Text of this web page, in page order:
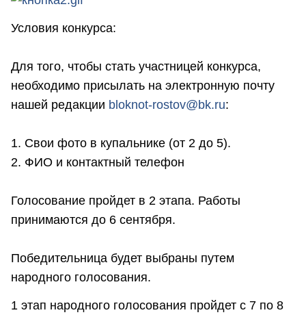
Условия конкурса:
Для того, чтобы стать участницей конкурса,
необходимо присылать на электронную почту
нашей редакции bloknot-rostov@bk.ru:
1. Свои фото в купальнике (от 2 до 5).
2. ФИО и контактный телефон
Голосование пройдет в 2 этапа. Работы
принимаются до 6 сентября.
Победительница будет выбраны путем
народного голосования.
1 этап народного голосования пройдет с 7 по 8